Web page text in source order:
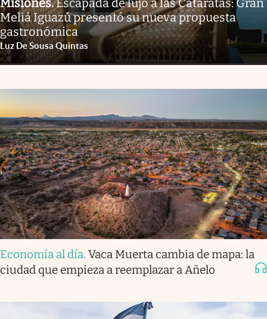
Misiones.Escapada de lujo a las Cataratas: Gran
Meliá Iguazú presentó su nueva propuesta
gastronómica
Luz De Sousa Quintas
Economía al día. Vaca Muerta cambia de mapa: la
ciudad que empieza a reemplazar a Añelo